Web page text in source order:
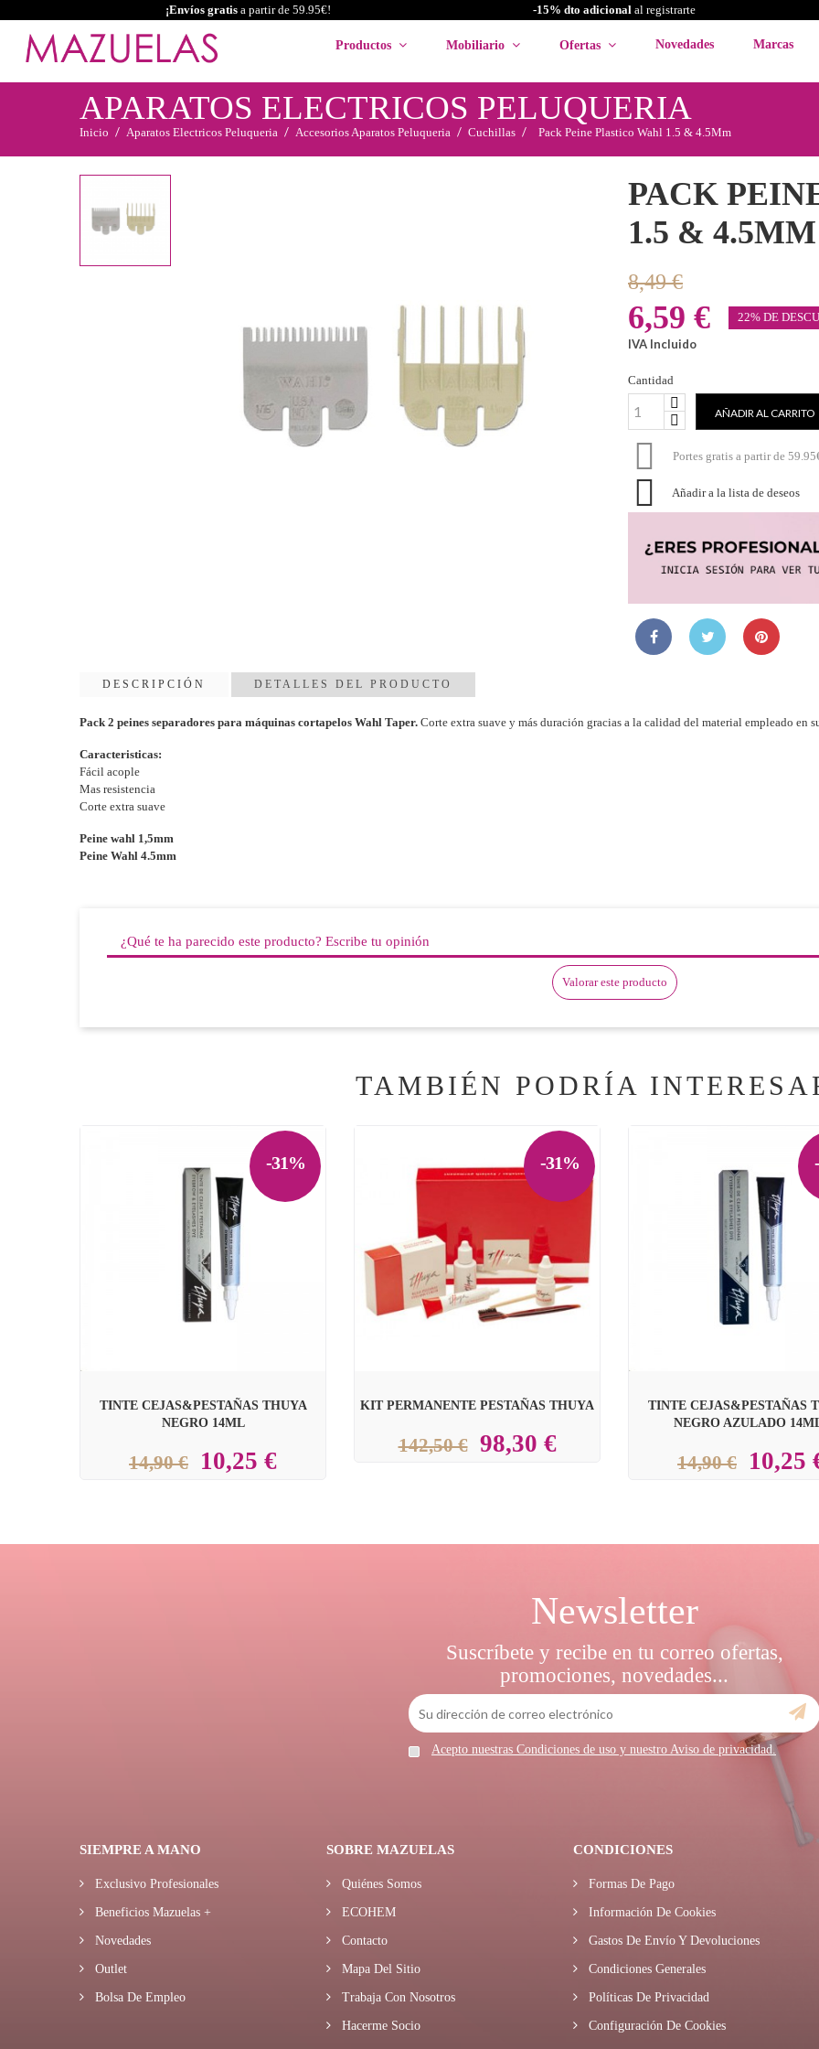
¡Envíos gratisa partir de 59.95€! -15% dto adicionalal registrarte
Productos Mobiliario Ofertas Novedades Marcas
APARATOS ELECTRICOS PELUQUERIA
Inicio Aparatos Electricos Peluqueria Accesorios Aparatos Peluqueria Cuchillas Pack Peine Plastico Wahl 1.5 & 4.5Mm
PACK
1.5 & 4.5MM
8,49 €
6,59 € 22% DE
IVA Incluido
Cantidad
AÑADIR AL CARRITO
 Portes gratis a partir de
 Añadir a la lista de deseos
DESCRIPCIÓN DETALLES DEL PRODUCTO
Pack 2 peines separadores para máquinas cortapelos Wahl Taper. Corte extra suave y más duración gracias a la calidad del material empleado en
Caracteristicas:
Fácil acople
Mas resistencia
Corte extra suave
Peine wahl 1,5mm
Peine Wahl 4.5mm
¿Qué te ha parecido este producto? Escribe tu opinión
Valorar este producto
TAMBIÉN PODRÍA
-31%
TINTE CEJAS&PESTAÑAS THUYA
NEGRO 14ML
14,90 € 10,25 €
-31%
KIT PERMANENTE PESTAÑAS THUYA
142,50 € 98,30 €
TINTE CEJAS&PESTAÑAS
NEGRO AZULADO
14,90 € 10,25
Newsletter
Suscríbete y recibe en tu correo ofertas,
promociones, novedades...
Acepto nuestras Condiciones de uso y nuestro Aviso de privacidad.
SIEMPRE A MANO
Exclusivo Profesionales
Beneficios Mazuelas +
Novedades
Outlet
Bolsa De Empleo
SOBRE MAZUELAS
Quiénes Somos
ECOHEM
Contacto
Mapa Del Sitio
Trabaja Con Nosotros
Hacerme Socio
CONDICIONES
Formas De Pago
Información De Cookies
Gastos De Envío Y Devoluciones
Condiciones Generales
Políticas De Privacidad
Configuración De Cookies